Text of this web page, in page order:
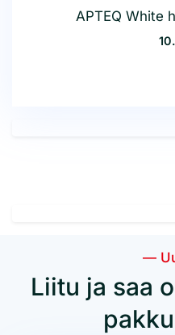
APTEQ White
—
Liitu ja saa